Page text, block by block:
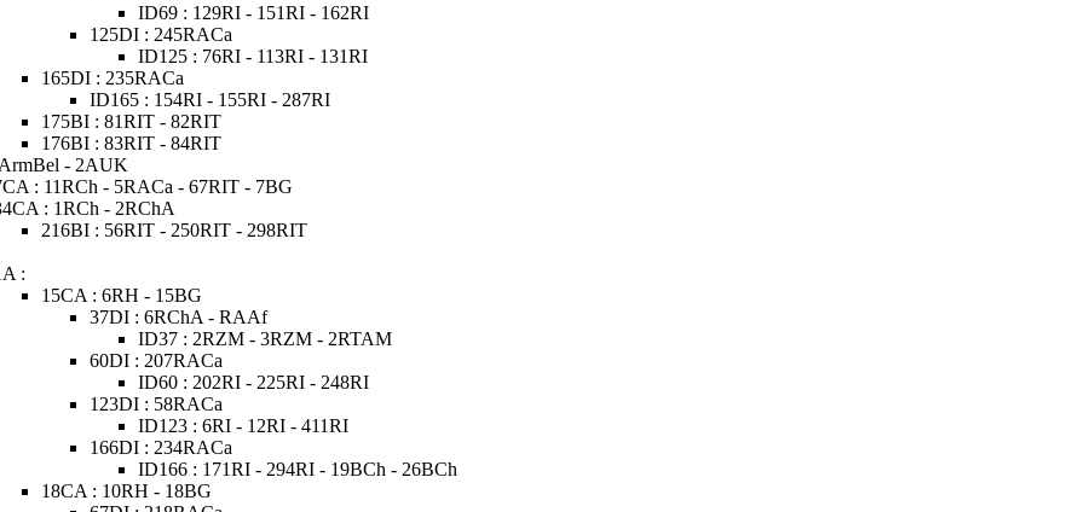
ID69 : 129RI - 151RI - 162RI
125DI : 245RACa
ID125 : 76RI - 113RI - 131RI
165DI : 235RACa
ID165 : 154RI - 155RI - 287RI
175BI : 81RIT - 82RIT
176BI : 83RIT - 84RIT
- 2AUK
: 11RCh - 5RACa - 67RIT - 7BG
: 1RCh - 2RChA
216BI : 56RIT - 250RIT - 298RIT
:
15CA : 6RH - 15BG
37DI : 6RChA - RAAf
ID37 : 2RZM - 3RZM - 2RTAM
60DI : 207RACa
ID60 : 202RI - 225RI - 248RI
123DI : 58RACa
ID123 : 6RI - 12RI - 411RI
166DI : 234RACa
ID166 : 171RI - 294RI - 19BCh - 26BCh
18CA : 10RH - 18BG